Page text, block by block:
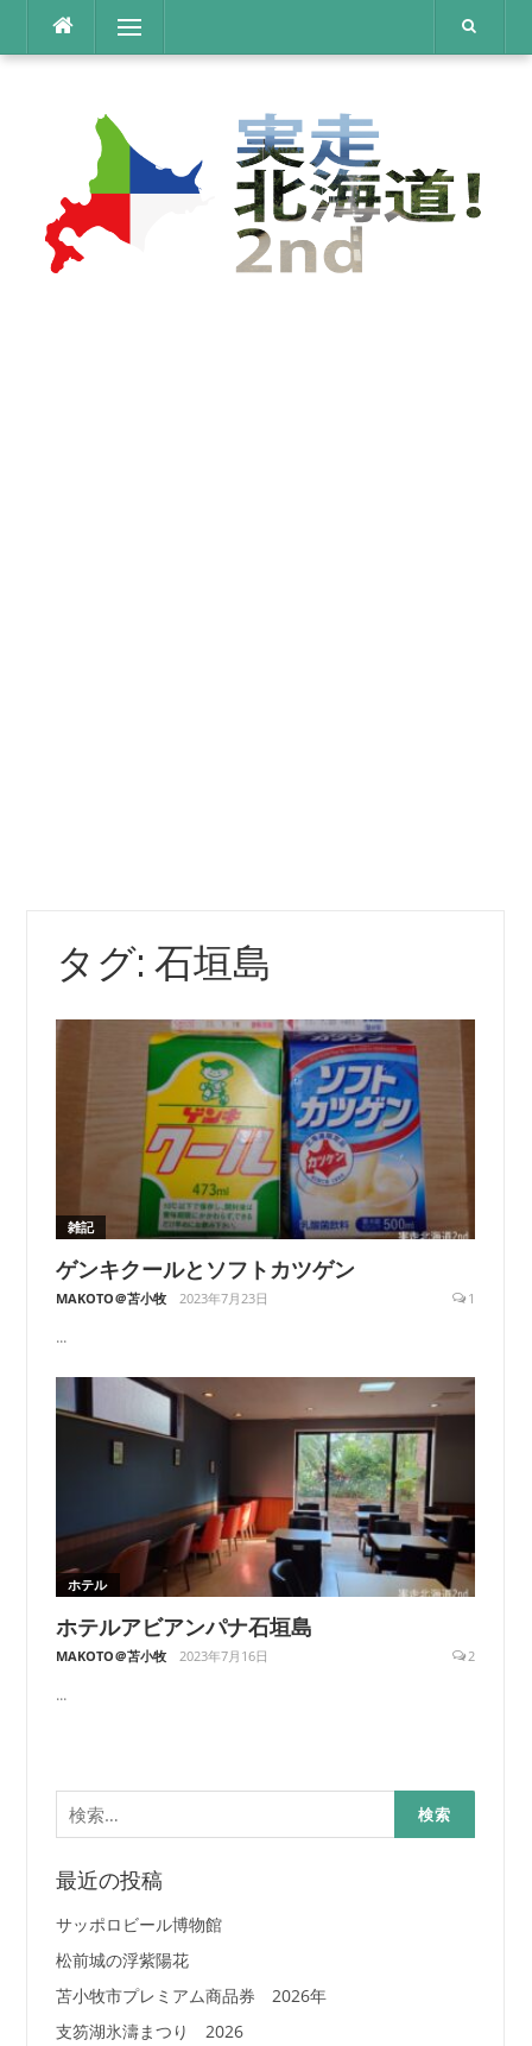
テ
メニュー
タグ: 石垣島
雑記
ゲンキクールとソフトカツゲン
MAKOTO＠苫小牧 2023年7月23日 1
...
ホテル
ホテルアビアンパナ石垣島
MAKOTO＠苫小牧 2023年7月16日 2
...
検
索:
最近の投稿
サッポロビール博物館
松前城の浮紫陽花
苫小牧市プレミアム商品券 2026年
支笏湖氷濤まつり 2026